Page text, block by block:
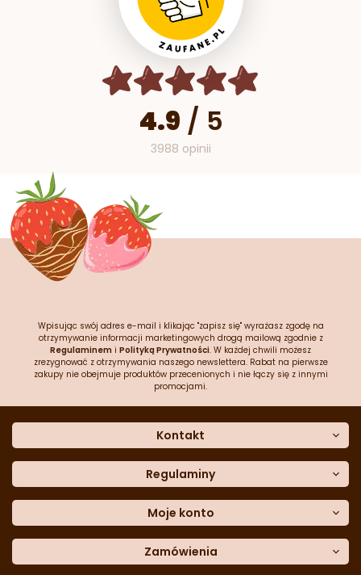
4.9 / 5
3988 opinii
Wpisując swój adres e-mail i klikając "zapisz się" wyrażasz zgodę na
otrzymywanie informacji marketingowych drogą mailową zgodnie z
Regulaminem i Polityką Prywatności. W każdej chwili możesz
zrezygnować z otrzymywania naszego newslettera. Rabat na pierwsze
zakupy nie obejmuje produktów przecenionych i nie łączy się z innymi
promocjami.
Kontakt
Dane kontaktowe
Często zadawane pytania
Sklep stacjonarny
Formularz kontaktowy
Blog
Regulaminy
Polityka prywatności
Polityka cookies
Polityka reklamacji
Polityka zwrotów
Moje konto
Moje dane
Historia zamówień
Zamówienia